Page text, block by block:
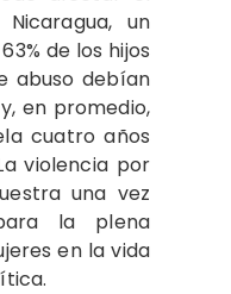
un
de los hijos
abuso debían
en promedio,
cuatro años
violencia por
una vez
la plena
en la vida